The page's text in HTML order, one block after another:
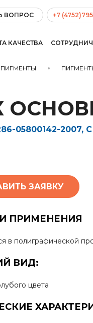
ВОПРОС +7
КАЧЕСТВА
05800142-2007,
ЗАЯВКУ
ПРИМЕНЕНИЯ
в полиграфической
ВИД:
цвета